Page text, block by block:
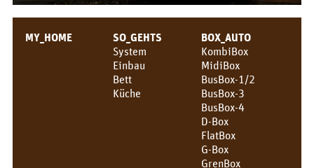
PIX_CLIPS
MY_HOME
SO_GEHTS
System
Einbau
Bett
Küche
BOX_AUTO
KombiBox
MidiBox
BusBox-1/2
BusBox-3
BusBox-4
D-Box
FlatBox
G-Box
GrenBox